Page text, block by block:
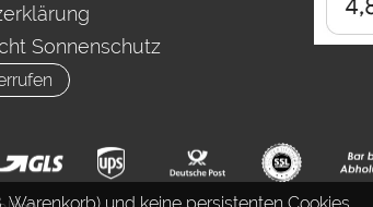
Sonnenschutz